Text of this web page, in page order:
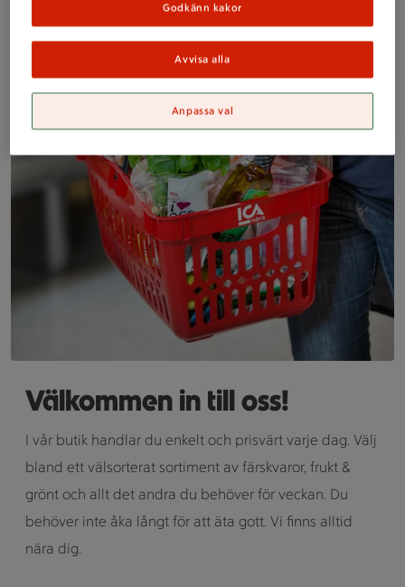
Välkommen in till oss!
I vår butik handlar du enkelt och prisvärt varje dag. Välj
bland ett välsorterat sortiment av färskvaror, frukt &
grönt och allt det andra du behöver för veckan. Du
behöver inte åka långt för att äta gott. Vi finns alltid
nära dig.
Godkänn kakor
Avvisa alla
Anpassa val